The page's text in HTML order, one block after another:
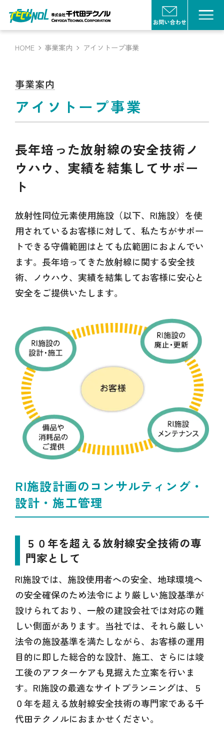
HOME 事業案内 アイソトープ事業
事業案内
アイソトープ事業
長年培った放射線の安全技術ノ
ウハウ、 実績を結集してサポー
ト
放射性同位元素使用施設（以下、RI施設）を使
用されているお客様に対して、私たちがサポー
トできる守備範囲はとても広範囲におよんでい
ます。長年培ってきた放射線に関する安全技
術、ノウハウ、実績を結集してお客様に安心と
安全をご提供いたします。
RI施設計画のコンサルティング・
設計・施工管理
５０年を超える放射線安全技術の専
門家として
RI施設では、施設使用者への安全、地球環境へ
の安全確保のため法令により厳しい施設基準が
設けられており、一般の建設会社では対応の難
しい側面があります。当社では、それら厳しい
法令の施設基準を満たしながら、お客様の運用
目的に即した総合的な設計、施工、さらには竣
工後のアフターケアも見据えた立案を行いま
す。RI施設の最適なサイトプランニングは、５
０年を超える放射線安全技術の専門家である千
代田テクノルにおまかせください。